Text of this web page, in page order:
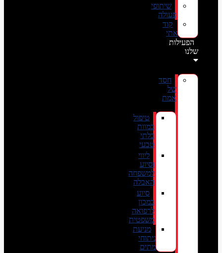
שיתופי
פעולה
קוד
אתי
הפעילות
שלנו
חסד
של
אמת
טיפול
במוות
בלתי
טבעי
ליווי
וסיוע
למשפחה
האבלה
סיוע
במכון
לרפואה
משפטית
מניעת
ניתוחי
מתים